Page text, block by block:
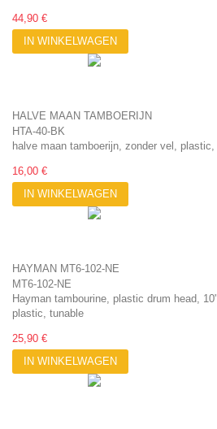
44,90 €
IN WINKELWAGEN
HALVE MAAN TAMBOERIJN
HTA-40-BK
halve maan tamboerijn, zonder vel,
16,00 €
IN WINKELWAGEN
HAYMAN MT6-102-NE
MT6-102-NE
Hayman tambourine, plastic drum head,
plastic, tunable
25,90 €
IN WINKELWAGEN